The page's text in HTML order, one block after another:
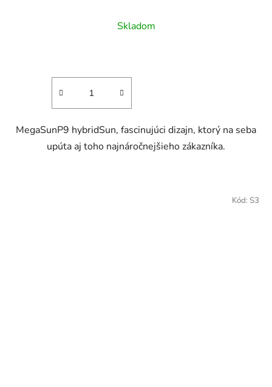
Skladom
MegaSunP9 hybridSun, fascinujúci dizajn, ktorý na seba
upúta aj toho najnáročnejšieho zákazníka.
Kód: S3